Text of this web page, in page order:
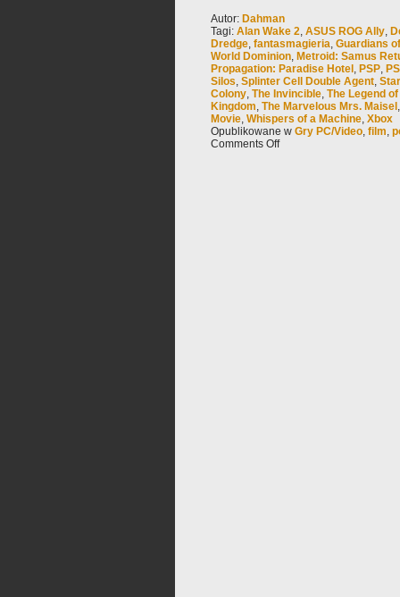
Autor: Dahman
Tagi: Alan Wake 2, ASUS ROG Ally,
Dredge, fantasmagieria, Guardians
World Dominion, Metroid: Samus
Propagation: Paradise Hotel , PSP,
Silos, Splinter Cell Double Agent,
Colony, The Invincible, The Legend
Kingdom, The Marvelous Mrs. Maisel
Movie, Whispers of a Machine, Xbox
Opublikowane w Gry PC/Video, film,
Comments Off